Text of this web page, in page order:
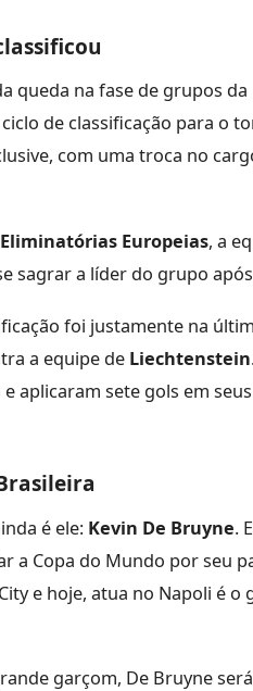
queda na fase de grupos
de classificação para o
com uma troca no
Eliminatórias Europeias, a
sagrar a líder do grupo
foi justamente na
a equipe de Liechtenstein
aplicaram sete gols em
é ele: Kevin De Bruyne.
a Copa do Mundo por seu
e hoje, atua no Napoli é o
garçom, De Bruyne